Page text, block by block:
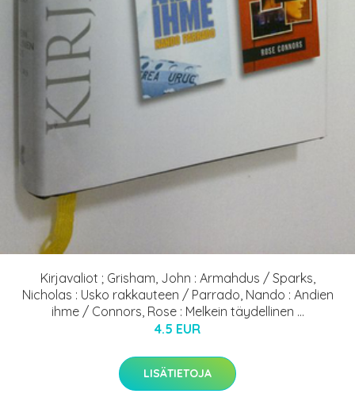
Kirjavaliot ; Grisham, John : Armahdus / Sparks,
Nicholas : Usko rakkauteen / Parrado, Nando : Andien
ihme / Connors, Rose : Melkein täydellinen ...
4.5 EUR
LISÄTIETOJA